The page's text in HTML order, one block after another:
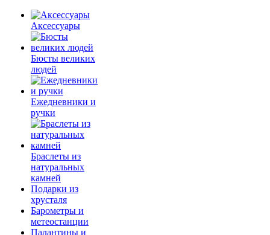
Аксессуары
Бюсты великих
людей
Ежедневники и
ручки
Браслеты из
натуральных
камней
Подарки из
хрусталя
Барометры и
метеостанции
Палантины и